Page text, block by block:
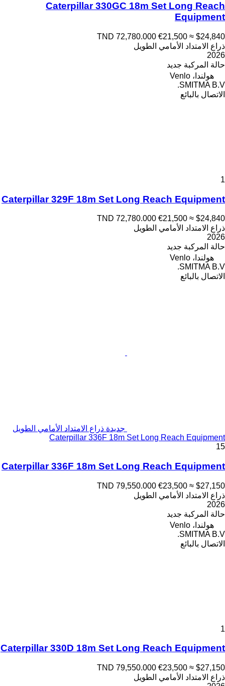
Caterpillar 330GC 18m Set Long Reach
Equipment
TND 72,780.000 €21,500 ≈ $24,840
ذراع الامتداد الأمامي الطويل
2026
حالة المركبة جديد
هولندا، Venlo
SMITMA B.V.
الاتصال بالبائع
1
Caterpillar 329F 18m Set Long Reach Equipment
TND 72,780.000 €21,500 ≈ $24,840
ذراع الامتداد الأمامي الطويل
2026
حالة المركبة جديد
هولندا، Venlo
SMITMA B.V.
الاتصال بالبائع
جديدة ذراع الامتداد الأمامي الطويل
Caterpillar 336F 18m Set Long Reach Equipment
15
Caterpillar 336F 18m Set Long Reach Equipment
TND 79,550.000 €23,500 ≈ $27,150
ذراع الامتداد الأمامي الطويل
2026
حالة المركبة جديد
هولندا، Venlo
SMITMA B.V.
الاتصال بالبائع
1
Caterpillar 330D 18m Set Long Reach Equipment
TND 79,550.000 €23,500 ≈ $27,150
ذراع الامتداد الأمامي الطويل